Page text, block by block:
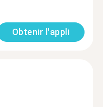
Obtenir l'appli